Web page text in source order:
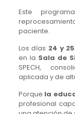
Este
paciente.
Los días 24 y
en la Sala de
SPECH,
aplicada y de
Porque la
profesional